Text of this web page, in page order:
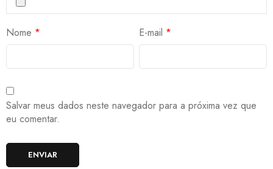
Nome * E-mail *
Salvar meus dados neste navegador para a próxima vez que
eu comentar.